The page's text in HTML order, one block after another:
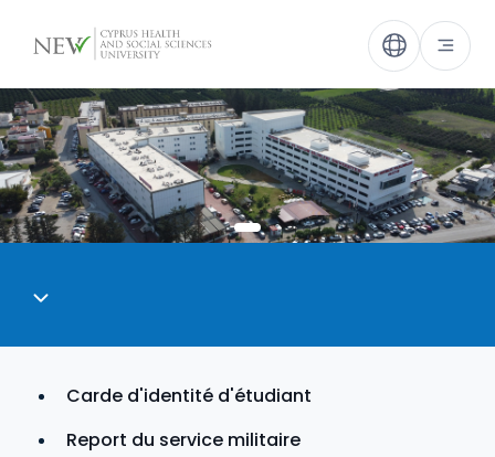
Carde d'identité d'étudiant
Report du service militaire